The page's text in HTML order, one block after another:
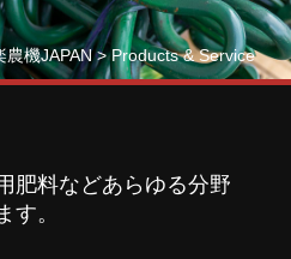
農機JAPAN>Products & Service
肥料などあらゆる分野
す。